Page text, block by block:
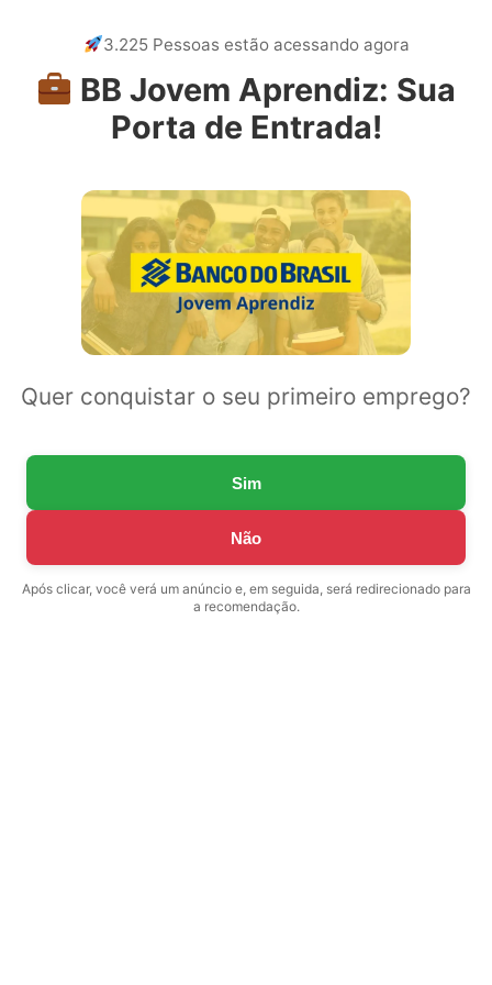
3.225 Pessoas estão acessando agora
BB Jovem Aprendiz: Sua
Porta de Entrada!
Quer conquistar o seu primeiro emprego?
Sim
Não
Após clicar, você verá um anúncio e, em seguida, será redirecionado para
a recomendação.